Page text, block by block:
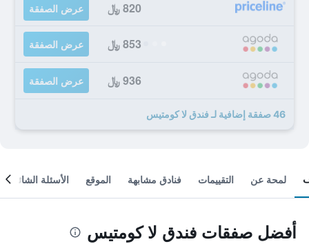
820 ﷼ عرض الصفقة
853 ﷼ عرض الصفقة
936 ﷼ عرض الصفقة
46 صفقة إضافية لـ فندق لا كومتيس
لمحة عن التقييمات فنادق مشابهة الموقع الأسئلة الشائعة
أفضل صفقات فندق لا كومتيس